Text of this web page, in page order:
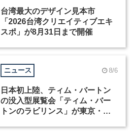
台湾最大のデザイン見本市
「2026台湾クリエイティブエキ
スポ」が8月31日まで開催
ニュース 8/6
日本初上陸、ティム・バートン
の没入型展覧会「ティム・バー
トンのラビリンス」が東京・豊